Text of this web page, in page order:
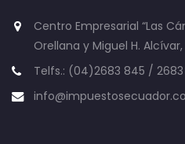
Centro Empresarial “Las
Orellana y Miguel H.
Telfs.: (04)2683 845 /